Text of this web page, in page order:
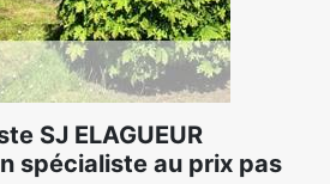
SJ ELAGUEUR
spécialiste au prix pas